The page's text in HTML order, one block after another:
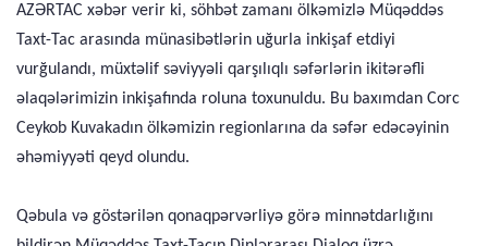
AZƏRTAC xəbər verir ki, söhbət zamanı ölkəmizlə Müqəddəs
Taxt-Tac arasında münasibətlərin uğurla inkişaf etdiyi
vurğulandı, müxtəlif səviyyəli qarşılıqlı səfərlərin ikitərəfli
əlaqələrimizin inkişafında roluna toxunuldu. Bu baxımdan Corc
Ceykob Kuvakadın ölkəmizin regionlarına da səfər edəcəyinin
əhəmiyyəti qeyd olundu.
Qəbula və göstərilən qonaqpərvərliyə görə minnətdarlığını